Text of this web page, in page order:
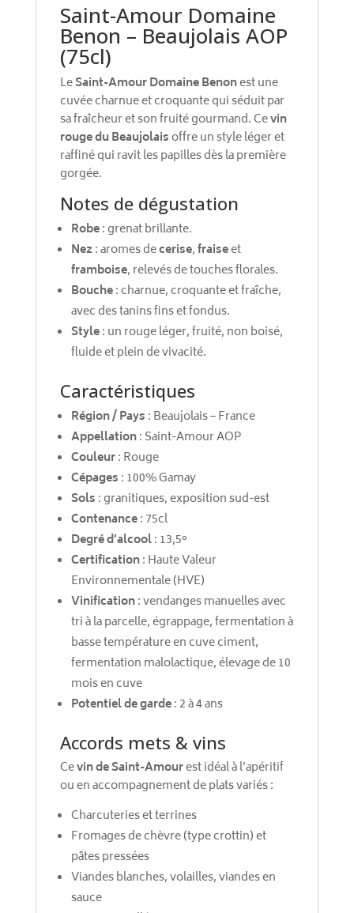
Saint-Amour Domaine
Benon – Beaujolais AOP
(75cl)
LeSaint-Amour Domaine Benonest une
cuvée charnue et croquante qui séduit par
sa fraîcheur et son fruité gourmand. Cevin
rouge du Beaujolaisoffre un style léger et
raffiné qui ravit les papilles dès la première
gorgée.
Notes de dégustation
Robe: grenat brillante.
Nez : aromes decerise,fraiseet
framboise, relevés de touches florales.
Bouche: charnue, croquante et fraîche,
avec des tanins fins et fondus.
Style: un rouge léger, fruité, non boisé,
fluide et plein de vivacité.
Caractéristiques
Région / Pays : Beaujolais – France
Appellation: Saint-Amour AOP
Couleur: Rouge
Cépages : 100% Gamay
Sols : granitiques, exposition sud-est
Contenance: 75cl
Degré d’alcool: 13,5°
Certification: Haute Valeur
Environnementale (HVE)
Vinification: vendanges manuelles avec
tri à la parcelle, égrappage, fermentation à
basse température en cuve ciment,
fermentation malolactique, élevage de 10
mois en cuve
Potentiel de garde: 2 à 4 ans
Accords mets & vins
Cevin de Saint-Amourest idéal à l’apéritif
ou en accompagnement de plats variés :
Charcuteries et terrines
Fromages de chèvre (type crottin) et
pâtes pressées
Viandes blanches, volailles, viandes en
sauce